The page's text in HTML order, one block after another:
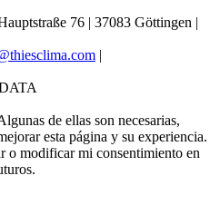
76 | 37083 Göttingen |
|
de ellas son necesarias,
esta página y su experiencia.
o modificar mi consentimiento en